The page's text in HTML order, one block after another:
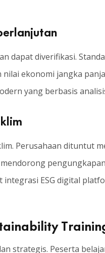
dapat diverifikasi.
ekonomi jangka
yang berbasis
Perusahaan dituntut
ESG digital
strategis. Peserta